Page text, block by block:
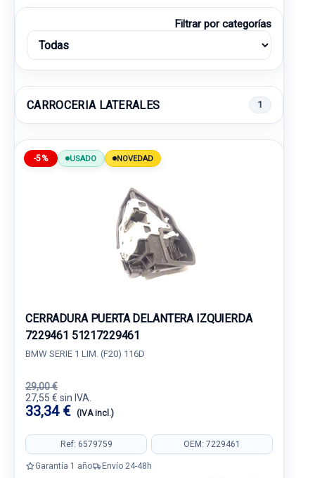
Filtrar por categorías
CARROCERIA LATERALES 1
-5% USADO NOVEDAD
CERRADURA PUERTA DELANTERA IZQUIERDA
7229461 51217229461
BMW SERIE 1 LIM. (F20) 116D
29,00 €
27,55 € sin IVA.
33,34 € (IVA incl.)
Ref: 6579759 OEM: 7229461
Garantía 1 año Envío 24-48h